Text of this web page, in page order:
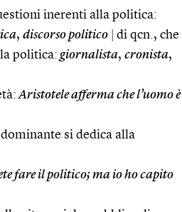
inerenti alla politica:
, discorso politico
di qcn., che
politica: giornalista, cronista,
Aristotele afferma che l’uomo è
si dedica alla
fare il politico; ma io ho capito